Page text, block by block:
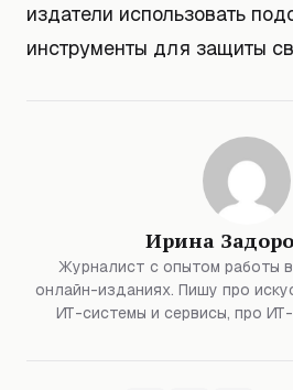
издатели использовать
инструменты для защиты
Ирина
Журналист с опытом работы
онлайн-изданиях. Пишу про
ИТ-системы и сервисы, про